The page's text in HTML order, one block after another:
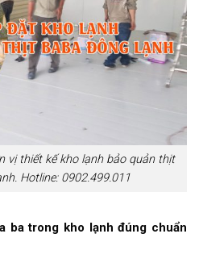
vị thiết kế kho lạnh bảo quản thịt
Hotline: 0902.499.011
ba trong kho lạnh đúng chuẩn